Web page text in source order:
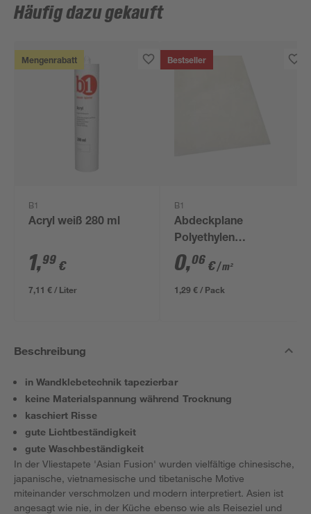
Häufig dazu gekauft
Mengenrabatt
B1
Acryl weiß 280 ml
1,99 €
7,11 € / Liter
Bestseller
B1
Abdeckplane
Polyethylen
transparent 4 x 5 m
0,06 €/ m²
1,29 € / Pack
Beschreibung
in Wandklebetechnik tapezierbar
keine Materialspannung während Trocknung
kaschiert Risse
gute Lichtbeständigkeit
gute Waschbeständigkeit
In der Vliestapete 'Asian Fusion' wurden vielfältige chinesische,
japanische, vietnamesische und tibetanische Motive
miteinander verschmolzen und modern interpretiert. Asien ist
angesagt wie nie, in der Küche ebenso wie als Reiseziel und